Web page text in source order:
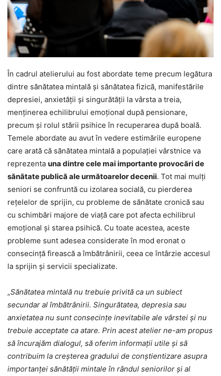
În cadrul atelierului au fost abordate teme precum legătura
dintre sănătatea mintală și sănătatea fizică, manifestările
depresiei, anxietății și singurătății la vârsta a treia,
menținerea echilibrului emoțional după pensionare,
precum și rolul stării psihice în recuperarea după boală.
Temele abordate au avut în vedere estimările europene
care arată că sănătatea mintală a populației vârstnice va
reprezenta una dintre cele mai importante provocări de
sănătate publică ale următoarelor decenii. Tot mai mulți
seniori se confruntă cu izolarea socială, cu pierderea
rețelelor de sprijin, cu probleme de sănătate cronică sau
cu schimbări majore de viață care pot afecta echilibrul
emoțional și starea psihică. Cu toate acestea, aceste
probleme sunt adesea considerate în mod eronat o
consecință firească a îmbătrânirii, ceea ce întârzie accesul
la sprijin și servicii specializate.
„Sănătatea mintală nu trebuie privită ca un subiect
secundar al îmbătrânirii. Singurătatea, depresia sau
anxietatea nu sunt consecințe inevitabile ale vârstei și nu
trebuie acceptate ca atare. Prin acest atelier ne-am propus
să încurajăm dialogul, să oferim informații utile și să
contribuim la creșterea gradului de conștientizare asupra
importanței sănătății mintale în rândul seniorilor și al